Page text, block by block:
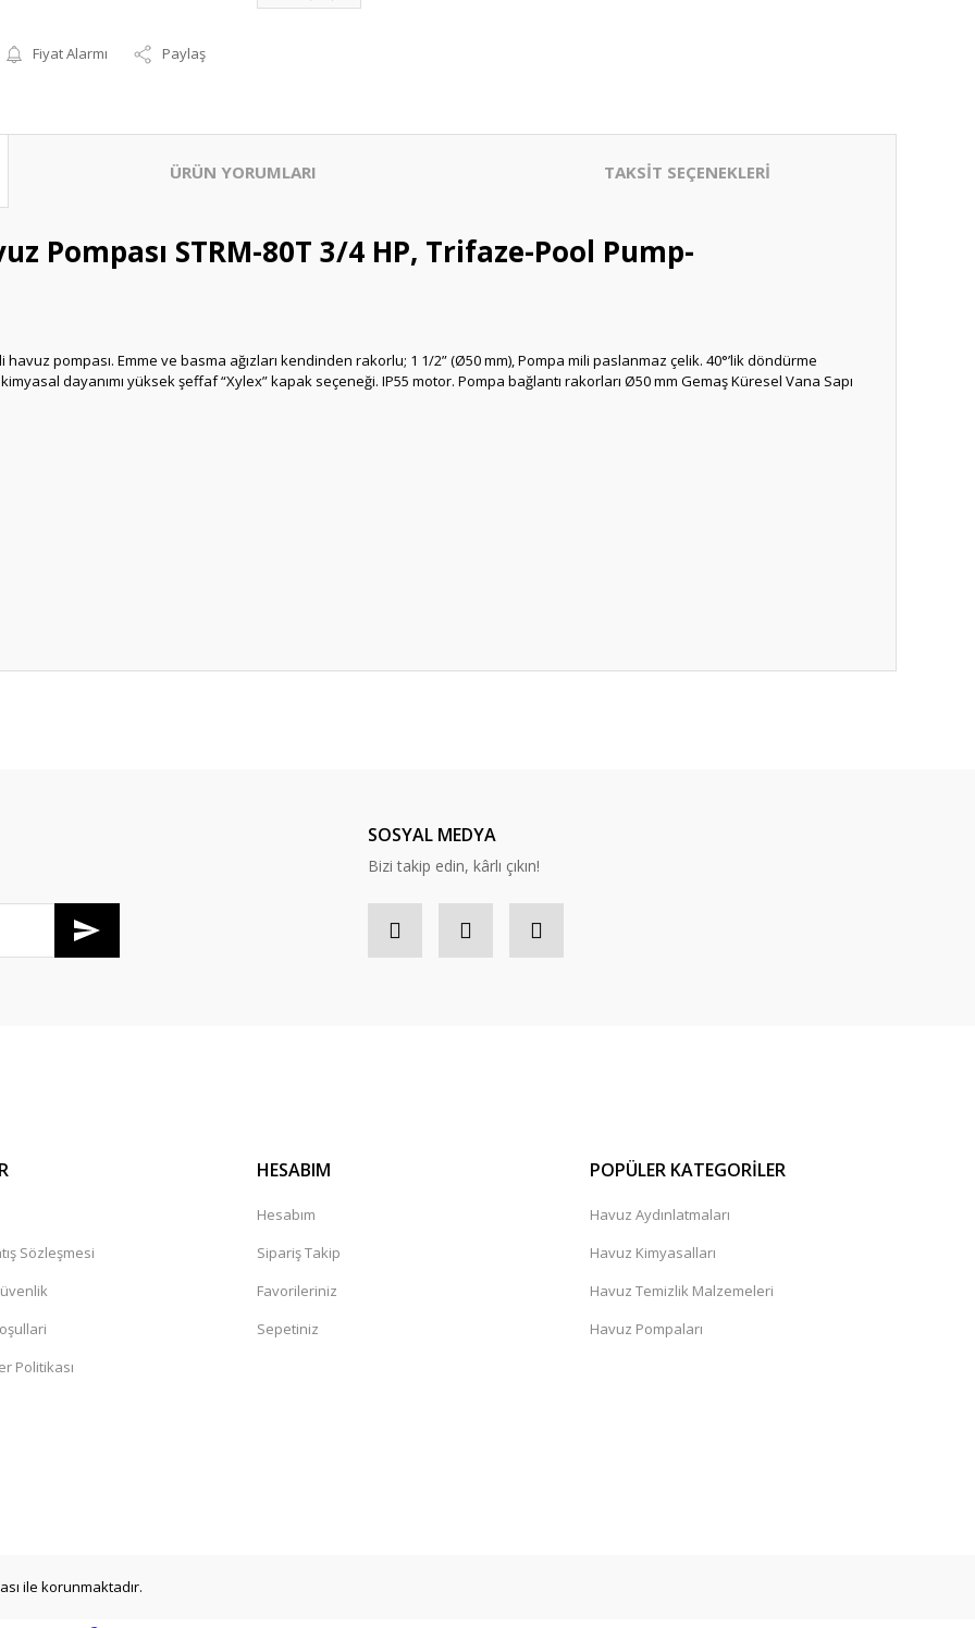
Fiyat Alarmı Paylaş
ÜRÜN YORUMLARI TAKSİT SEÇENEKLERİ
Pompası STRM-80T 3/4 HP, Trifaze-Pool Pump-
pompası. Emme ve basma ağızları kendinden rakorlu; 1 1/2” (Ø50 mm), Pompa mili paslanmaz çelik. 40°’lik döndürme
dayanımı yüksek şeffaf “Xylex” kapak seçeneği. IP55 motor. Pompa bağlantı rakorları Ø50 mm Gemaş Küresel Vana Sapı
SOSYAL MEDYA
Bizi takip edin, kârlı çıkın!
Sözleşmesi
Politikası
HESABIM
Hesabım
Sipariş Takip
Favorileriniz
Sepetiniz
POPÜLER KATEGORİLER
Havuz Aydınlatmaları
Havuz Kimyasalları
Havuz Temizlik Malzemeleri
Havuz Pompaları
ile korunmaktadır.